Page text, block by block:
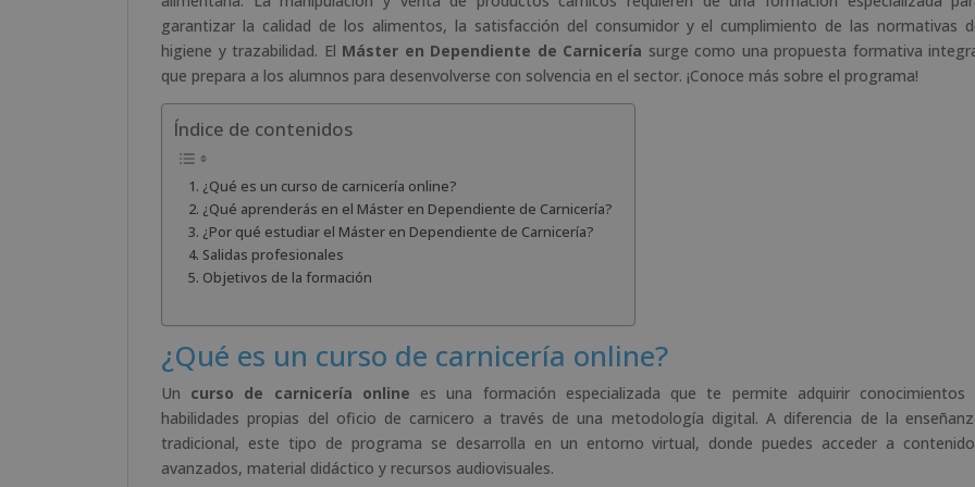
e
:
garantizar la calidad de los alimentos, la satisfacción del consumidor y el cumplimiento de las normativas
higiene y trazabilidad. El Máster en Dependiente de Carnicería surge como una propuesta formativa
que prepara a los alumnos para desenvolverse con solvencia en el sector. ¡Conoce más sobre el programa!
Índice de contenidos
¿Qué es un curso de carnicería online?
¿Qué aprenderás en el Máster en Dependiente de Carnicería?
¿Por qué estudiar el Máster en Dependiente de Carnicería?
Salidas profesionales
Objetivos de la formación
¿Qué es un curso de carnicería online?
Un curso de carnicería online es una formación especializada que te permite adquirir conocimientos
habilidades propias del oficio de carnicero a través de una metodología digital. A diferencia de la
tradicional, este tipo de programa se desarrolla en un entorno virtual, donde puedes acceder a
avanzados, material didáctico y recursos audiovisuales.